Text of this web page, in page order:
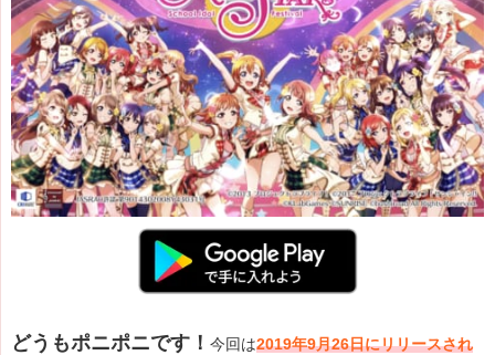
どうもポニポニです！ 今回は2019年9月26日にリリースされ